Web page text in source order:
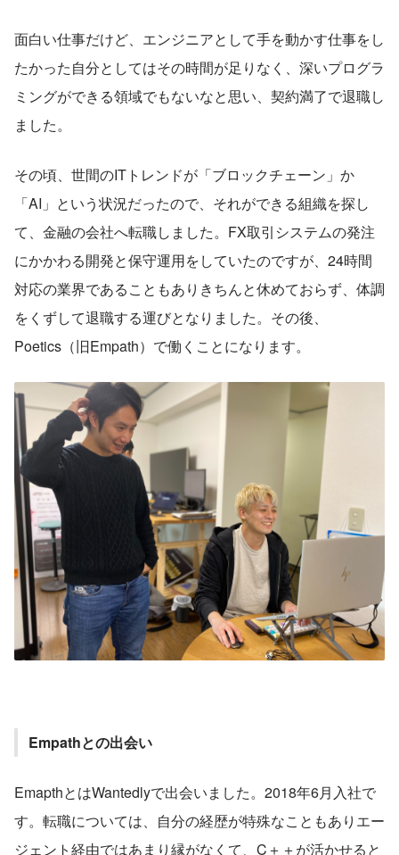
面白い仕事だけど、エンジニアとして手を動かす仕事をし
たかった自分としてはその時間が足りなく、深いプログラ
ミングができる領域でもないなと思い、契約満了で退職し
ました。
その頃、世間のITトレンドが「ブロックチェーン」か
「AI」という状況だったので、それができる組織を探し
て、金融の会社へ転職しました。FX取引システムの発注
にかかわる開発と保守運用をしていたのですが、24時間
対応の業界であることもありきちんと休めておらず、体調
をくずして退職する運びとなりました。その後、
Poetics（旧Empath）で働くことになります。
Empathとの出会い
EmapthとはWantedlyで出会いました。2018年6月入社で
す。転職については、自分の経歴が特殊なこともありエー
ジェント経由ではあまり縁がなくて、C＋＋が活かせると